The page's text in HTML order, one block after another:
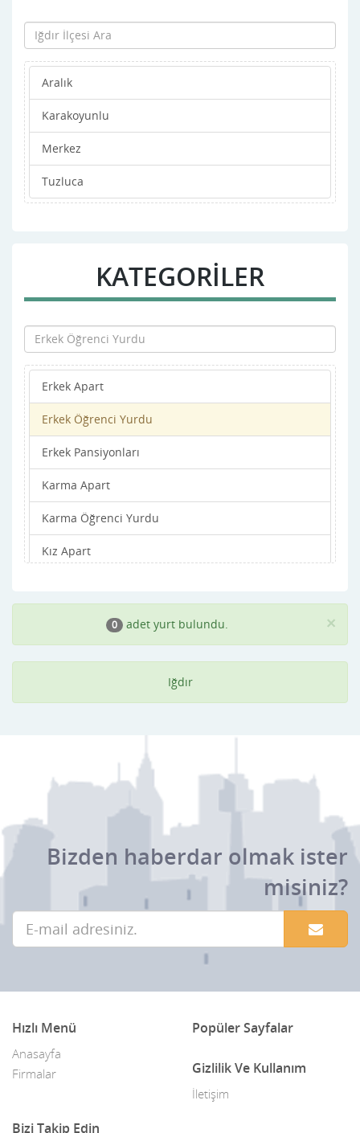
Aralık
Karakoyunlu
Merkez
Tuzluca
KATEGORİLER
Erkek Apart
Erkek Öğrenci Yurdu
Erkek Pansiyonları
Karma Apart
Karma Öğrenci Yurdu
Kız Apart
Kız Pansiyonları ×
0 adet yurt bulundu.
Iğdır
Bizden haberdar olmak ister
misiniz?
Hızlı Menü
Anasayfa
Firmalar
Popüler Sayfalar
Gizlilik Ve Kullanım
İletişim
Bizi Takip Edin